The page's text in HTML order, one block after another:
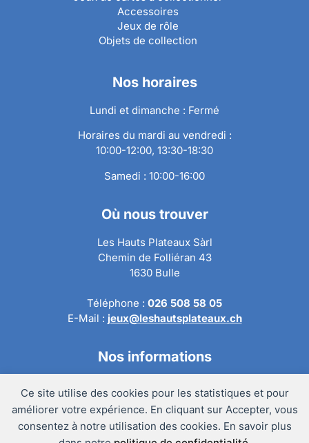
Ce site utilise des cookies pour les statistiques et pour
améliorer votre expérience. En cliquant sur Accepter, vous
consentez à notre utilisation des cookies. En savoir plus
Accessoires
Jeux de rôle
Objets de collection
Nos horaires
Lundi et dimanche : Fermé
Horaires du mardi au vendredi :
10:00-12:00, 13:30-18:30
Samedi : 10:00-16:00
Où nous trouver
Les Hauts Plateaux Sàrl
Chemin de Folliéran 43
1630 Bulle
Téléphone : 026 508 58 05
E-Mail : jeux@leshautsplateaux.ch
Nos informations
Politique de confidentialité
Politique de retour
Mentions légales